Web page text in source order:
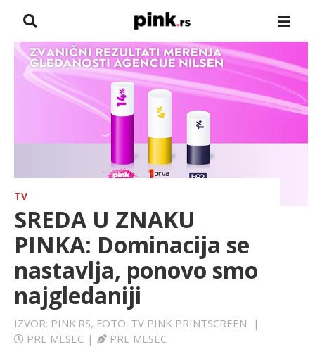
NASLOVNA
VESTI
HRONIKA
PINKOVE ZVEZDE
ODEON
SPORT
LIFESTYLE
TV
SREDA U ZNAKU
PINKA: Dominacija se
nastavlja, ponovo smo
najgledaniji
IZVOR: PINK.RS, FOTO: TV PINK PRINTSCREEN
|
PRE MESEC | PRE MESEC